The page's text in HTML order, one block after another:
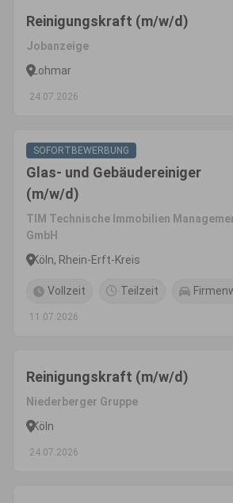
Reinigungskraft (m/w/d)
Jobanzeige
Lohmar
24.07.2026
SOFORTBEWERBUNG
Glas- und Gebäudereiniger
(m/w/d)
TIM Technische Immobilien
GmbH
Köln, Rhein-Erft-Kreis
Vollzeit Teilzeit
11.07.2026
Reinigungskraft (m/w/d)
Niederberger Gruppe
Köln
24.07.2026